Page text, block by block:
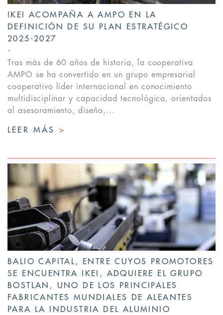
IKEI ACOMPAÑA A AMPO EN LA
DEFINICIÓN DE SU PLAN ESTRATÉGICO
2025-2027
Tras más de 60 años de historia, la cooperativa
AMPO se ha convertido en un grupo empresarial
cooperativo líder internacional en conocimiento
multidisciplinar y capacidad tecnológica, orientados
al asesoramiento, diseño,...
LEER MÁS >
BALIO CAPITAL, ENTRE CUYOS PROMOTORES
SE ENCUENTRA IKEI, ADQUIERE EL GRUPO
BOSTLAN, UNO DE LOS PRINCIPALES
FABRICANTES MUNDIALES DE ALEANTES
PARA LA INDUSTRIA DEL ALUMINIO